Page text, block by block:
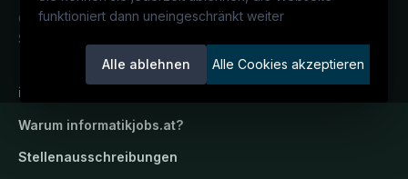
funktioniert dann uneingeschränkt weiter
Alle ablehnen Alle Cookies akzeptieren
Österreichs IT-Karriereportal.Ein
Service der candidatis GmbH.
informatikjobs.at
Warum informatikjobs.at?
Stellenausschreibungen